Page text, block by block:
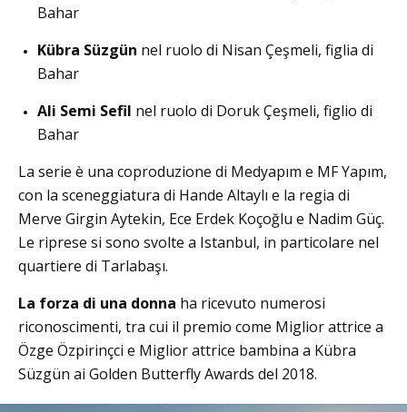
Bahar
Kübra Süzgün nel ruolo di Nisan Çeşmeli, figlia di
Bahar
Ali Semi Sefil nel ruolo di Doruk Çeşmeli, figlio di
Bahar
La serie è una coproduzione di Medyapım e MF Yapım,
con la sceneggiatura di Hande Altaylı e la regia di
Merve Girgin Aytekin, Ece Erdek Koçoğlu e Nadim Güç.
Le riprese si sono svolte a Istanbul, in particolare nel
quartiere di Tarlabaşı.
La forza di una donna ha ricevuto numerosi
riconoscimenti, tra cui il premio come Miglior attrice a
Özge Özpirinçci e Miglior attrice bambina a Kübra
Süzgün ai Golden Butterfly Awards del 2018.